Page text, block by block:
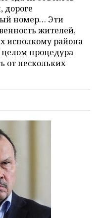
номер… Эти
жителей,
исполкому района
процедура
от нескольких